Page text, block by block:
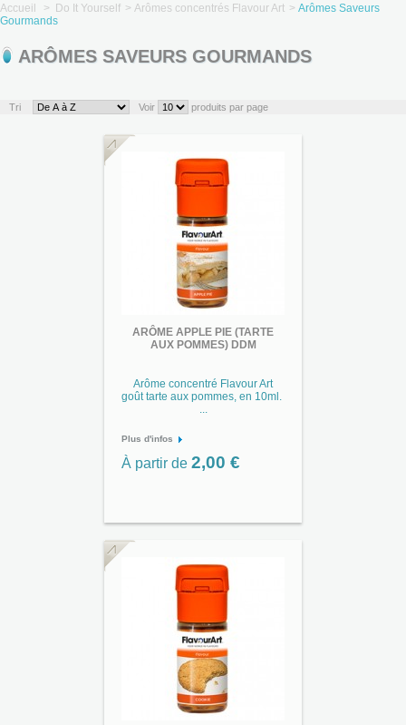
Accueil > Do It Yourself > Arômes concentrés Flavour Art > Arômes Saveurs
Gourmands
ARÔMES SAVEURS GOURMANDS
Tri Voir produits par page
ARÔME APPLE PIE (TARTE
AUX POMMES) DDM
Arôme concentré Flavour Art
goût tarte aux pommes, en 10ml.
Plus d'infos
À partir de 2,00 €